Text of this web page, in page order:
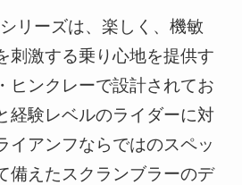
リーズは、楽しく、機敏
刺激する乗り心地を提供す
ヒンクレーで設計されてお
経験レベルのライダーに対
イアンフならではのスペッ
備えたスクランブラーのデ